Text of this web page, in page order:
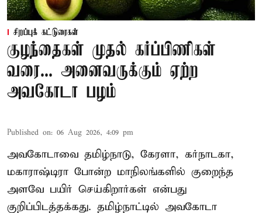
சிறப்புக் கட்டுரைகள்
குழந்தைகள் முதல் கர்ப்பிணிகள்
வரை... அனைவருக்கும் ஏற்ற
அவகோடா பழம்
Published on: 06 Aug 2026, 4:09 pm
அவகோடாவை தமிழ்நாடு, கேரளா, கர்நாடகா,
மகாராஷ்டிரா போன்ற மாநிலங்களில் குறைந்த
அளவே பயிர் செய்கிறார்கள் என்பது
குறிப்பிடத்தக்கது. தமிழ்நாட்டில் அவகோடா